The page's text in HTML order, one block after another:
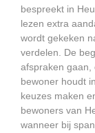
bespreekt in
lezen extra
wordt gekeken
verdelen. De
afspraken gaan,
bewoner houdt
keuzes maken
bewoners van
wanneer bij